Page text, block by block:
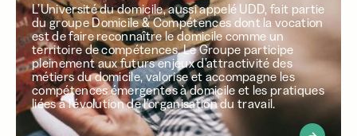
L’Université du domicile, aussi appelé UDD, fait partie
du groupe Domicile & Compétences dont la vocation
est de faire reconnaître le domicile comme un
territoire de compétences. Le Groupe participe
pleinement aux futurs enjeux d’attractivité des
métiers du domicile, valorise et accompagne les
compétences émergentes à domicile et les pratiques
liées à l’évolution de l’organisation du travail.